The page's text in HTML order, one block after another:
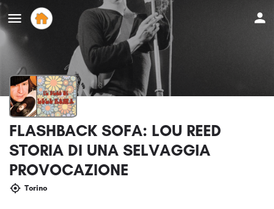
FLASHBACK SOFA: LOU REED
STORIA DI UNA SELVAGGIA
PROVOCAZIONE
Torino